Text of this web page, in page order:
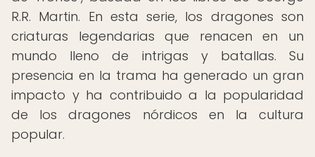
R.R. Martin. En esta serie, los dragones son
criaturas legendarias que renacen en un
mundo lleno de intrigas y batallas. Su
presencia en la trama ha generado un gran
impacto y ha contribuido a la popularidad
de los dragones nórdicos en la cultura
popular.